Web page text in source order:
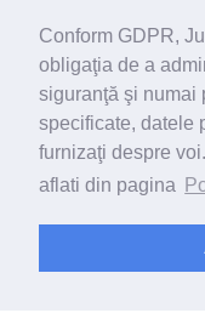
Conform GDPR,
obligaţia de a
siguranţă şi numai
specificate, datele
furnizaţi despre
aflati din pagina
© 2026 -